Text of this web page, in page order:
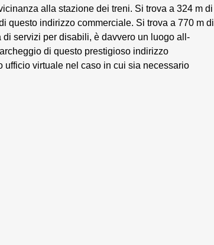
alla stazione dei treni. Si trova a 324 m di
questo indirizzo commerciale. Si trova a 770 m di
servizi per disabili, è davvero un luogo all-
di questo prestigioso indirizzo
virtuale nel caso in cui sia necessario